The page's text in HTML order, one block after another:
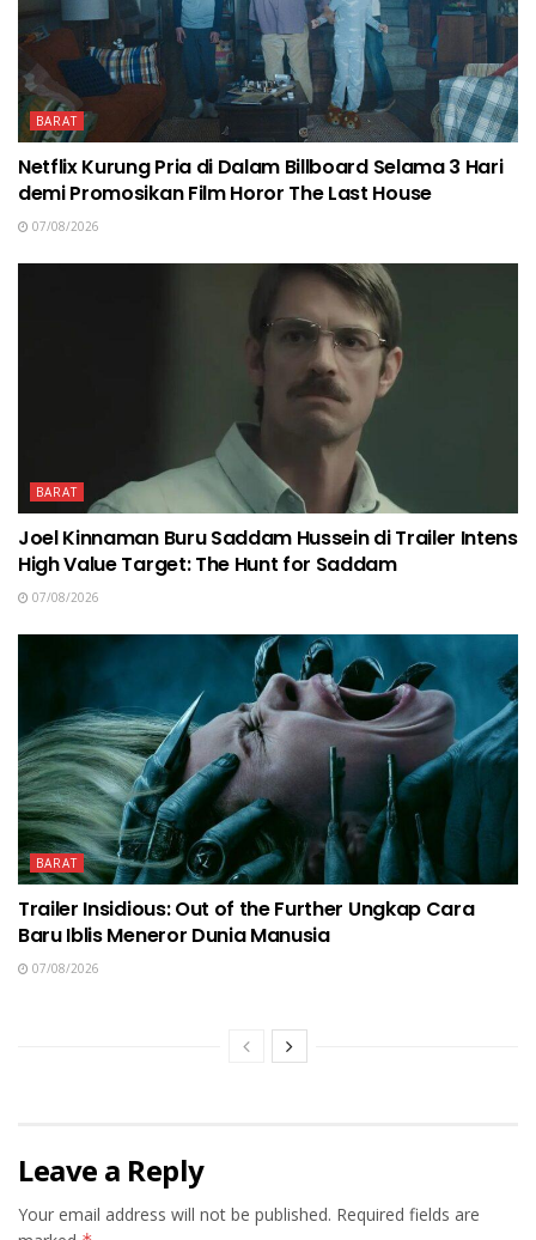
BARAT
Netflix Kurung Pria di Dalam Billboard Selama 3 Hari
demi Promosikan Film Horor The Last House
07/08/2026
BARAT
Joel Kinnaman Buru Saddam Hussein di Trailer Intens
High Value Target: The Hunt for Saddam
07/08/2026
BARAT
Trailer Insidious: Out of the Further Ungkap Cara
Baru Iblis Meneror Dunia Manusia
07/08/2026
Leave a Reply
Your email address will not be published. Required fields are